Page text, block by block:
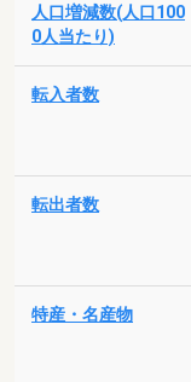
人口増減数(人口100
0人当たり)
転入者数
転出者数
特産・名産物